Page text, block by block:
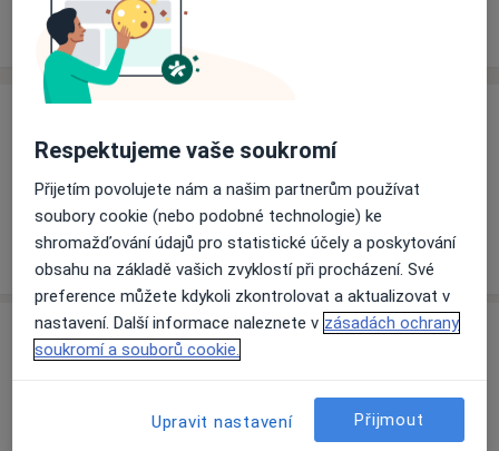
Ceník
Informace o službách a cenách nejsou k dispozici
Tento specialista ještě nepřidával žádné informace o
svých službách.
Adresa
Radomyšlská 336, Strakonice
Respektujeme vaše soukromí
Přijetím povolujete nám a našim partnerům používat
soubory cookie (nebo podobné technologie) ke
shromažďování údajů pro statistické účely a poskytování
obsahu na základě vašich zvyklostí při procházení. Své
preference můžete kdykoli zkontrolovat a aktualizovat v
nastavení. Další informace naleznete v zásadách ochrany
soukromí a souborů cookie.
Upravit nastavení Přijmout